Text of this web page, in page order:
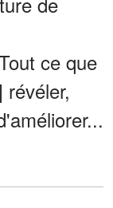
ce que